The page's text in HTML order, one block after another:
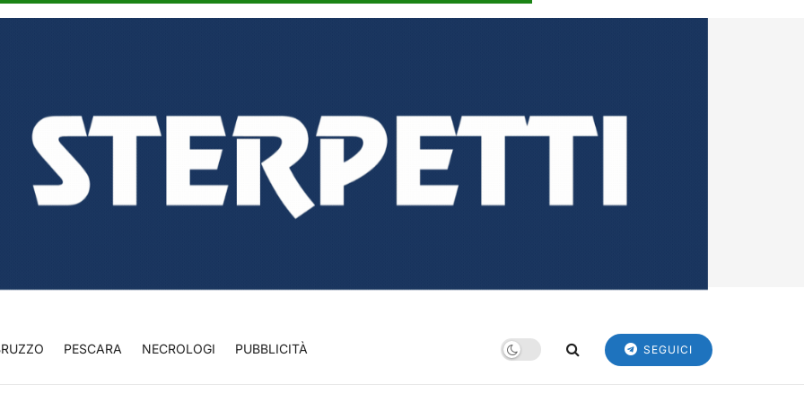
PESCARA NECROLOGI PUBBLICITÀ SEGUICI